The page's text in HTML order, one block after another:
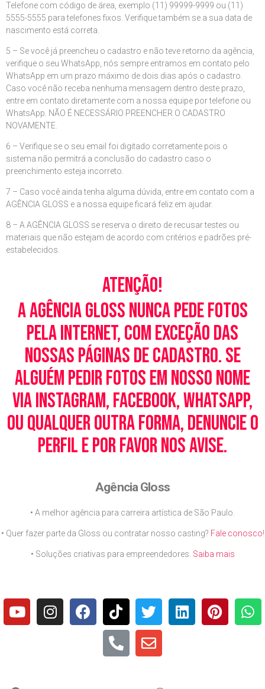
Telefone com código de área, exemplo (11) 99999-9999 ou (11)
5555-5555 para telefones fixos. Verifique também se a sua data de
nascimento está correta.
5 – Se você já preencheu o cadastro e não teve retorno da agência,
verifique o seu WhatsApp, nós sempre entramos em contato pelo
WhatsApp em um prazo máximo de dois dias após o cadastro.
Caso você não receba nenhuma mensagem dentro deste prazo,
entre em contato diretamente com a nossa equipe por telefone ou
WhatsApp. NÃO É NECESSÁRIO PREENCHER O CADASTRO
NOVAMENTE.
6 – Verifique se o seu email foi digitado corretamente pois o
sistema não permitrá a conclusão do cadastro caso o
preenchimento esteja incorreto.
7 – Caso você ainda tenha alguma dúvida, entre em contato com a
AGÊNCIA GLOSS e a nossa equipe ficará feliz em ajudar.
8 – A AGÊNCIA GLOSS se reserva o direito de recusar testes ou
materiais que não estejam de acordo com critérios e padrões pré-
estabelecidos.
Atenção!
A Agência Gloss nunca pede fotos
pela Internet, com exceção das
nossas páginas de cadastro. Se
alguém pedir fotos em nosso nome
via Instagram, Facebook, WhatsApp,
ou qualquer outra forma, denuncie o
perfil e por favor nos avise.
Agência Gloss
• A melhor agência para carreira artística de São Paulo.
• Quer fazer parte da Gloss ou contratar nosso casting? Fale conosco!
• Soluções criativas para empreendedores. Saiba mais